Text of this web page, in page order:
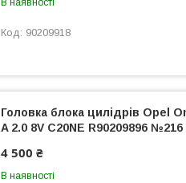
В наявності
90209918
Головка блока цилідрів Opel
A 2.0 8V C20NE R90209896
4 500 ₴
В наявності